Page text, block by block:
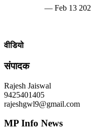
— Feb 13
वीडियो
संपादक
Rajesh Jaiswal
9425401405
rajeshgwl9@gmail.com
MP Info News